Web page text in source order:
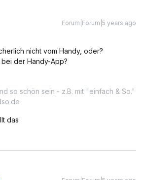
Forum|Forum|5 years ago
nicht vom Handy, oder?
der Handy-App?
so schön sein - z.B. mit "einfach & So."
das